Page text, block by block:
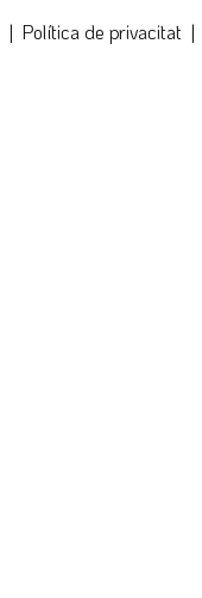
| Política de privacitat |